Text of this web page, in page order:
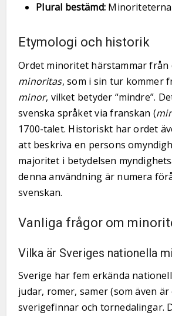
Plural bestämd:Minoriteterna
Etymologi och historik
Ordet minoritet härstammar från
minoritas, som i sin tur kommer
minor, vilket betyder “mindre”.
svenska språket via franskan (
1700-talet. Historiskt har ordet
att beskriva en persons
majoritet i betydelsen
denna användning är numera
svenskan.
Vanliga frågor om
Vilka är Sveriges nationella
Sverige har fem erkända
judar, romer, samer (som även
sverigefinnar och tornedalingar.